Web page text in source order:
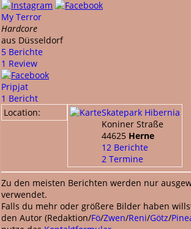
My Terror
Hardcore
aus Düsseldorf
5 Berichte
1 Review
Pripjat
1 Bericht
Location:
Skatepark Hibernia
Koniner Straße
44625 Herne
12 Berichte
2 Termine
Zu den meisten Berichten werden nur
verwendet.
Falls du mehr oder größere Bilder haben
den Autor (Redaktion/Fö/Zwen/Reni/Götz/